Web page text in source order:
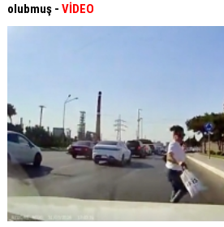
olubmuş - VİDEO